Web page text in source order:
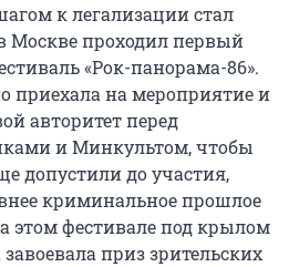
к легализации стал
Москве проходил первый
«Рок-панорама-86».
приехала на мероприятие и
авторитет перед
и Минкультом, чтобы
допустили до участия,
криминальное прошлое
этом фестивале под крылом
приз зрительских